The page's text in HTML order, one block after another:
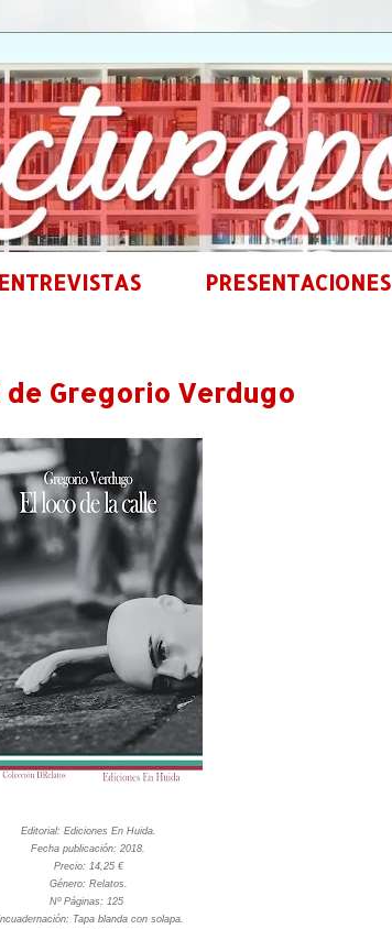
ENTREVISTAS PRESENTACIONES
de Gregorio Verdugo
Editorial: Ediciones En Huida.
Fecha publicación: 2018.
Precio: 14,25 €
Género: Relatos.
Nº Páginas: 125
Tapa blanda con solapa.